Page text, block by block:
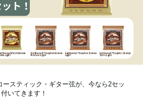
ースティック・ギター弦が、今なら2セッ
いてきます！